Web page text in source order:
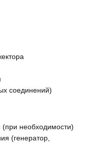
соединений)
необходимости)
(генератор,